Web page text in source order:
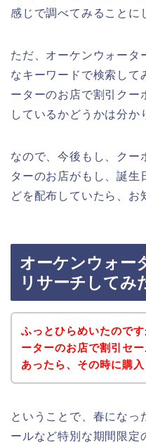
感じで調べてみることに
ただ、オーケンウォータ
なキーワードで検索して
ーターのお店で割引クー
しているかどうかは分か
なので、今後もし、クー
ターのお店がもし、誕生
どを配布していたら、お
オーケンウォー
リサーチしてみ
ふっとひらめいたので
ーターのお店で割引セ
あったら、その時に購
ということで、春になっ
ールなど特別な期間限定